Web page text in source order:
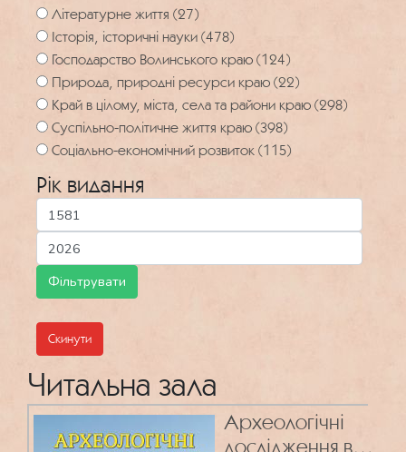
Літературне життя (27)
Історія, історичні науки (478)
Господарство Волинського краю (124)
Природа, природні ресурси краю (22)
Край в цілому, міста, села та райони краю (298)
Суспільно-політичне життя краю (398)
Соціально-економічний розвиток (115)
Рік видання
Скинути
Читальна зала
Археологічні
дослідження в